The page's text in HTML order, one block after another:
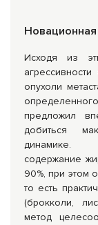
Исходя из
опухоли
предложил
добиться
динамике.
содержание
90%, при этом
то есть
(брокколи,
метод